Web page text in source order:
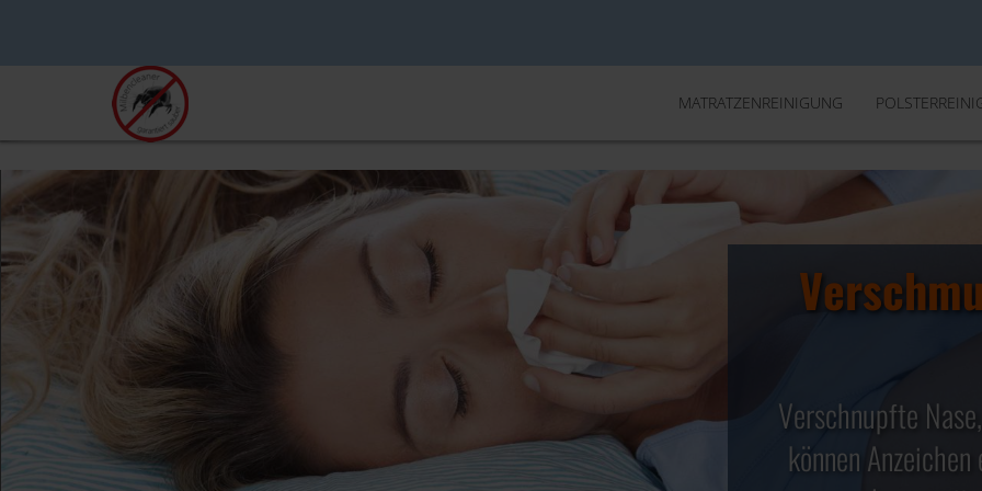
MATRATZENREINIGUNG
Verschnupfte
können
✓
✓ Abtöten von
Ihr